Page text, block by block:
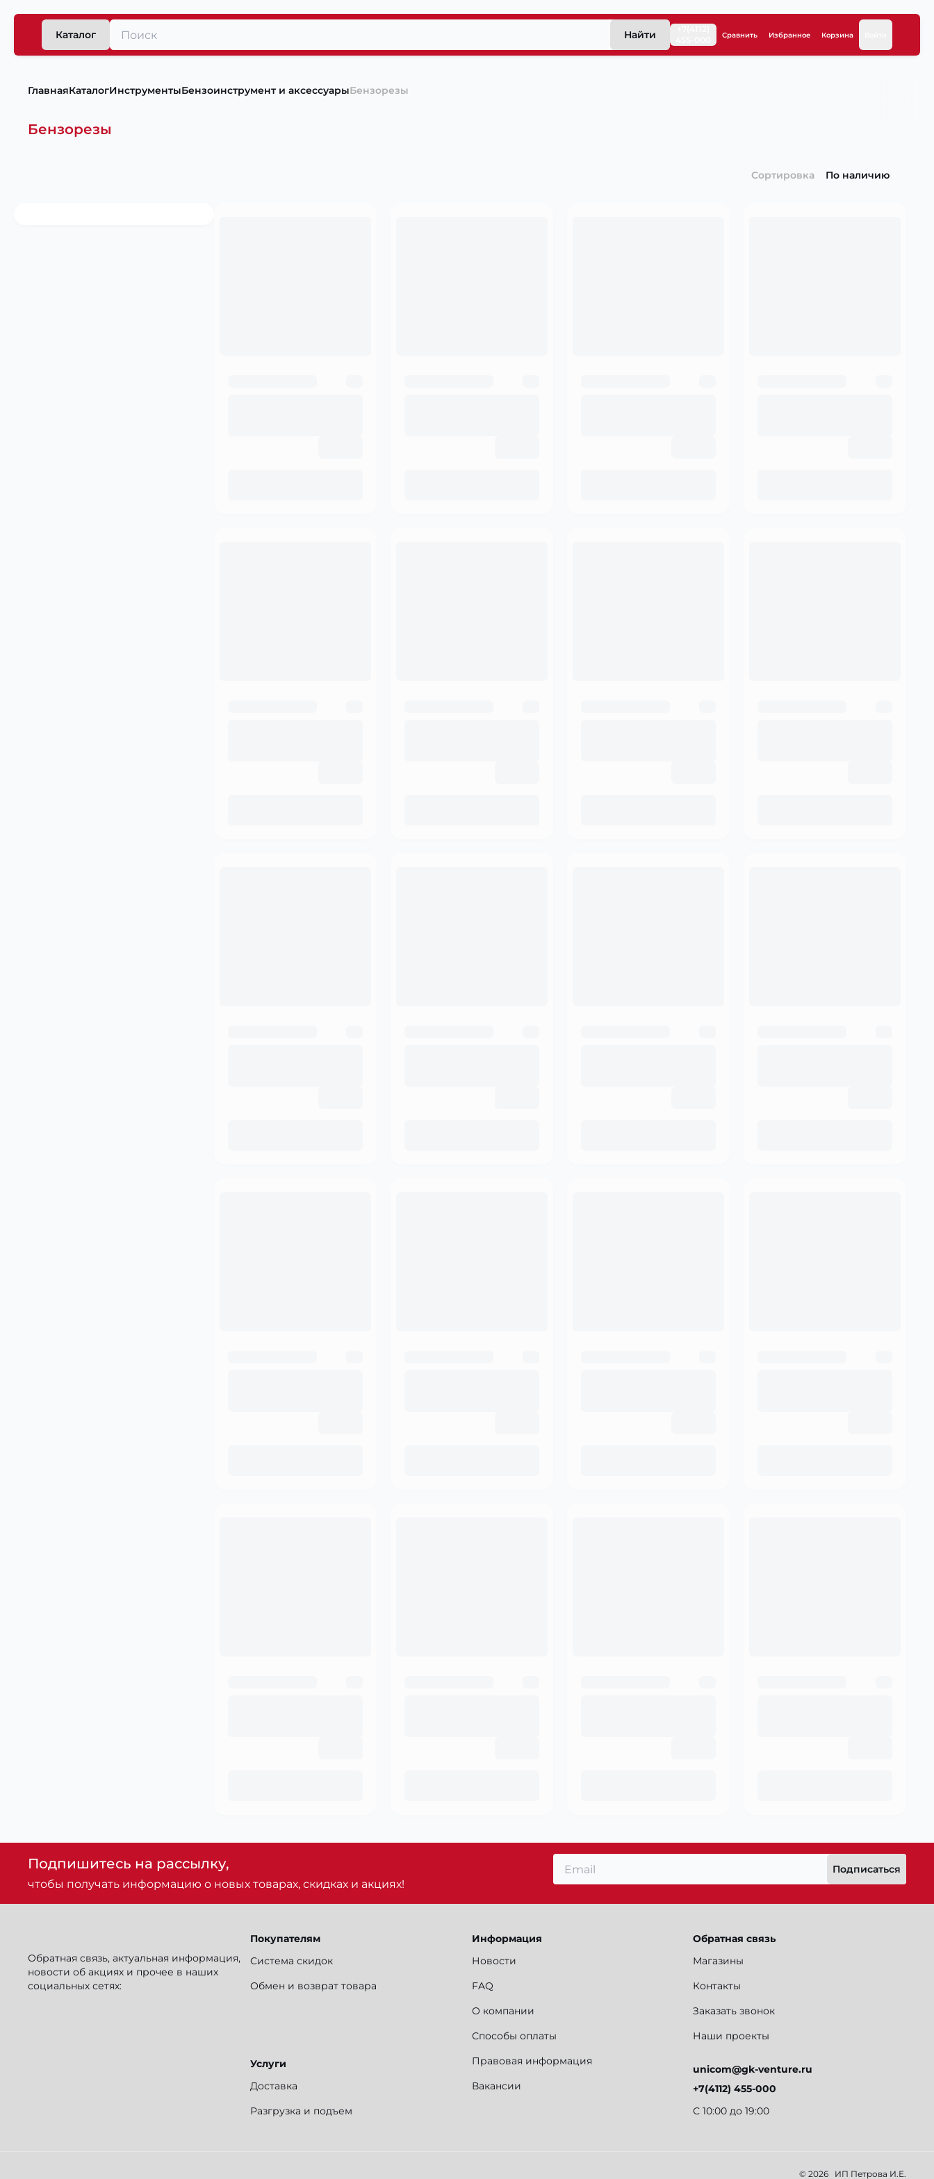
Каталог Найти Сравнить Избранное Корзина
ГлавнаяКаталогИнструментыБензоинструмент и аксессуарыБензорезы
Бензорезы
Сортировка По наличию
Подпишитесь на рассылку,
чтобы получать информацию о новых товарах, скидках и акциях!
Подписаться
Обратная связь, актуальная информация,
новости об акциях и прочее в наших
социальных сетях:
Покупателям
Система скидок
Обмен и возврат товара
Услуги
Доставка
Разгрузка и подъем
Информация
Новости
FAQ
О компании
Способы оплаты
Правовая информация
Вакансии
Обратная связь
Магазины
Контакты
Заказать звонок
Наши проекты
unicom@gk-venture.ru
+7(4112) 455-000
С 10:00 до 19:00
© 2026 ИП Петрова И.Е.